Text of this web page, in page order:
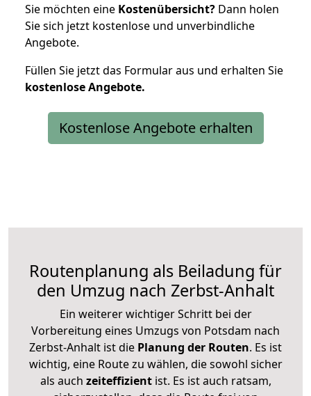
Sie möchten eine Kostenübersicht? Dann holen
Sie sich jetzt kostenlose und unverbindliche
Angebote.
Füllen Sie jetzt das Formular aus und erhalten Sie
kostenloseAngebote.
Kostenlose Angebote erhalten
Routenplanung als Beiladung für
den Umzug nach Zerbst-Anhalt
Ein weiterer wichtiger Schritt bei der
Vorbereitung eines Umzugs von Potsdam nach
Zerbst-Anhalt ist die Planung der Routen. Es ist
wichtig, eine Route zu wählen, die sowohl sicher
als auch zeiteffizientist. Es ist auch ratsam,